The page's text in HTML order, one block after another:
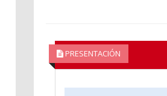
PRESENTACIÓN